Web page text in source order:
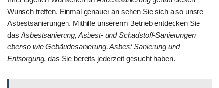
Wunsch treffen. Einmal genauer an sehen Sie sich also unsre
Asbestsanierungen. Mithilfe unsererm Betrieb entdecken Sie
das Asbestsanierung, Asbest- und Schadstoff-Sanierungen
ebenso wie Gebäudesanierung, Asbest Sanierung und
Entsorgung, das Sie bereits jederzeit gesucht haben.